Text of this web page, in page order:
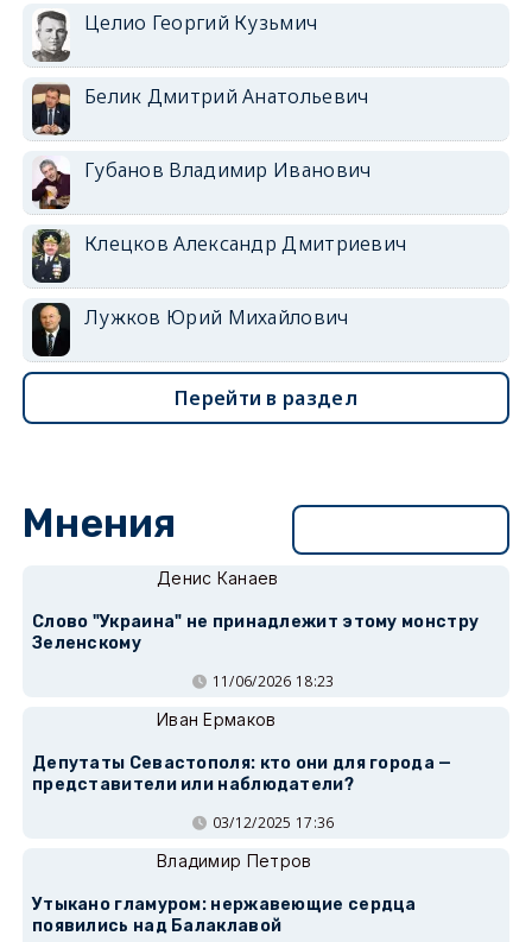
Целио Георгий Кузьмич
Белик Дмитрий Анатольевич
Губанов Владимир Иванович
Клецков Александр Дмитриевич
Лужков Юрий Михайлович
Перейти в раздел
Мнения
Денис Канаев
Слово "Украина" не принадлежит этому монстру
Зеленскому
11/06/2026 18:23
Иван Ермаков
Депутаты Севастополя: кто они для города —
представители или наблюдатели?
03/12/2025 17:36
Владимир Петров
Утыкано гламуром: нержавеющие сердца
появились над Балаклавой